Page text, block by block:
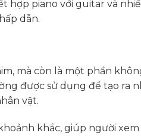
hợp piano với guitar và
dẫn.
mà còn là một phần
được sử dụng để tạo ra
vật.
khắc, giúp người xem